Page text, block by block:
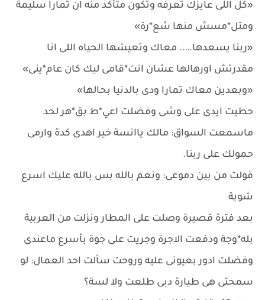
«كل اللى عايزك تعرفه وتكون متأكد منه ان تمارا سليمة
ومتل*مسش منها شع*رة»
«ربنا يسعدها….. معاك وتعيشها الحياه اللى انا
مقدرتش اورهالها عشان انت*قامى ليك كان عام*ينى»
«وبعدين معاك تمارا ودى بالدنيا بحالها»
حطيت ايدى على وشى وفضلت اعي*ط بق*هر لحد
ماسمعت السواق: مالك ياانسة خير اهدى كدة وارمى
حمولك على ربنا.
قولت من بين دموعى: ونعم بالله بس بالله عليك اسرع
شوية
بعد فترة قصيرة وصلت على المطار ونزلت من العربية
بله*وجة ودفعت الاجرة وجريت على جوة بأسرع ماعندى
وفضلت ادور بعيونى عليه وروحت سألت احد العمال: لو
سمحتى هى طيارة دبى طلعت ولا لسة؟